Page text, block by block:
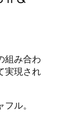
組み合わ
実現され
ル。